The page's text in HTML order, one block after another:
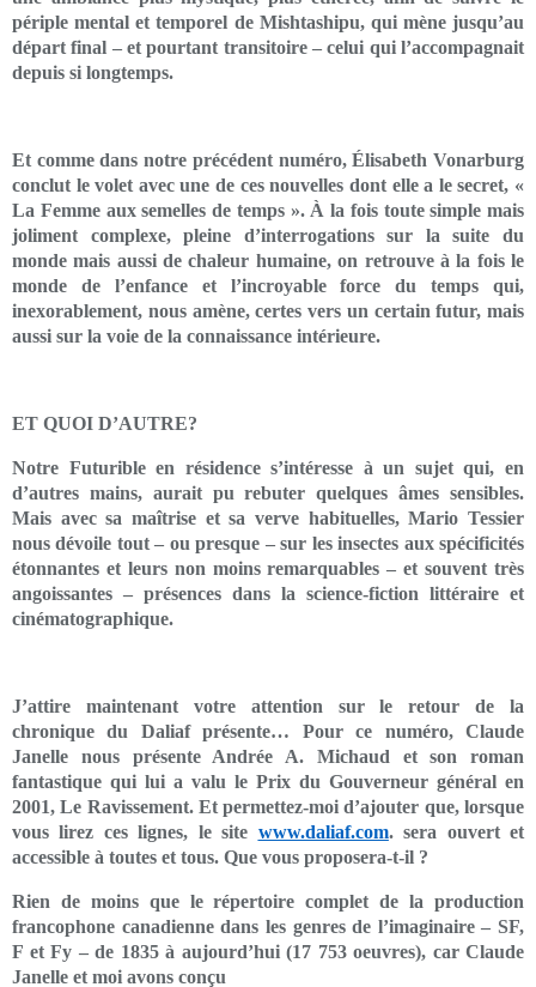
périple mental et temporel de Mishtashipu, qui mène jusqu’au
départ final – et pourtant transitoire – celui qui l’accompagnait
depuis si longtemps.
Et comme dans notre précédent numéro, Élisabeth Vonarburg
conclut le volet avec une de ces nouvelles dont elle a le secret, «
La Femme aux semelles de temps ». À la fois toute simple mais
joliment complexe, pleine d’interrogations sur la suite du
monde mais aussi de chaleur humaine, on retrouve à la fois le
monde de l’enfance et l’incroyable force du temps qui,
inexorablement, nous amène, certes vers un certain futur, mais
aussi sur la voie de la connaissance intérieure.
ET QUOI D’AUTRE?
Notre Futurible en résidence s’intéresse à un sujet qui, en
d’autres mains, aurait pu rebuter quelques âmes sensibles.
Mais avec sa maîtrise et sa verve habituelles, Mario Tessier
nous dévoile tout – ou presque – sur les insectes aux spécificités
étonnantes et leurs non moins remarquables – et souvent très
angoissantes – présences dans la science-fiction littéraire et
cinématographique.
J’attire maintenant votre attention sur le retour de la
chronique du Daliaf présente… Pour ce numéro, Claude
Janelle nous présente Andrée A. Michaud et son roman
fantastique qui lui a valu le Prix du Gouverneur général en
2001, Le Ravissement. Et permettez-moi d’ajouter que, lorsque
vous lirez ces lignes, le site www.daliaf.com. sera ouvert et
accessible à toutes et tous. Que vous proposera-t-il ?
Rien de moins que le répertoire complet de la production
francophone canadienne dans les genres de l’imaginaire – SF,
F et Fy – de 1835 à aujourd’hui (17 753 oeuvres), car Claude
Janelle et moi avons conçu